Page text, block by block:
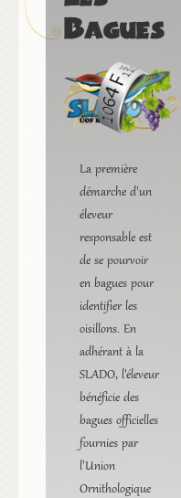
Bagues
La première
démarche d'un
éleveur
responsable est
de se pourvoir
en bagues pour
identifier les
oisillons. En
adhérant à la
SLADO, l'éleveur
bénéficie des
bagues officielles
fournies par
l'Union
Ornithologique